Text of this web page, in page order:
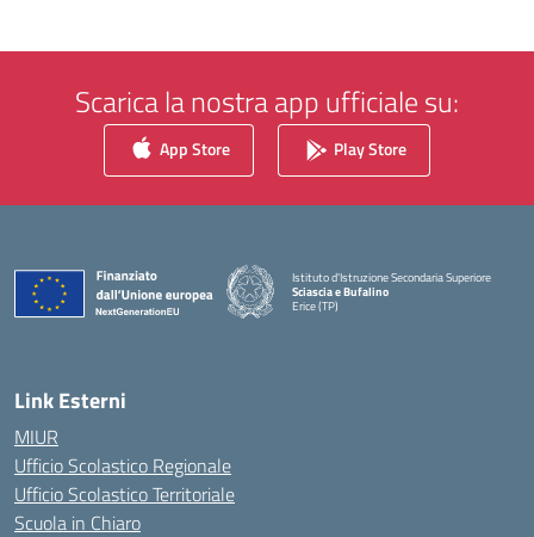
Scarica la nostra app ufficiale su:
App Store Play Store
Istituto d'Istruzione Secondaria Superiore
Sciascia e Bufalino
Erice (TP)
Link Esterni
MIUR
Ufficio Scolastico Regionale
Ufficio Scolastico Territoriale
Scuola in Chiaro